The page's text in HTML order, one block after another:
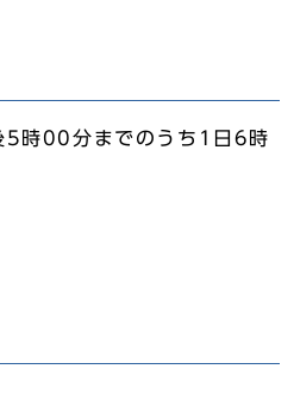
時00分までのうち1日6時